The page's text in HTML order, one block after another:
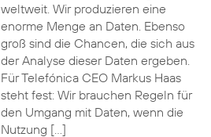
weltweit. Wir produzieren eine
enorme Menge an Daten. Ebenso
groß sind die Chancen, die sich aus
der Analyse dieser Daten ergeben.
Für Telefónica CEO Markus Haas
steht fest: Wir brauchen Regeln für
den Umgang mit Daten, wenn die
Nutzung […]